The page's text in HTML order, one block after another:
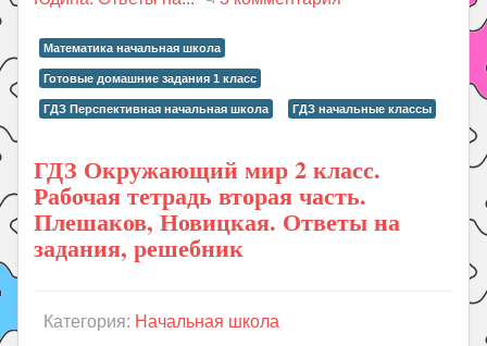
Математика начальная школа
Готовые домашние задания 1 класс
ГДЗ Перспективная начальная школа ГДЗ начальные классы
ГДЗ Окружающий мир 2 класс.
Рабочая тетрадь вторая часть.
Плешаков, Новицкая. Ответы на
задания, решебник
Категория: Начальная школа